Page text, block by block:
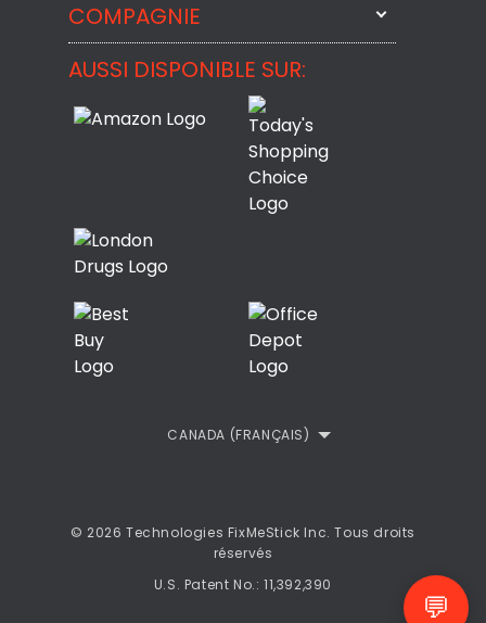
BackMeUp
CheckMeMessage
Contactez-nous par courriel
COMPAGNIE
À propos
Contact
Commentaires des Clients
Politique de confidentialité
Politique de remboursement
AUSSI DISPONIBLE SUR:
CANADA (FRANÇAIS)
© 2026 Technologies FixMeStick Inc. Tous droits
réservés
U.S. Patent No.: 11,392,390
💬